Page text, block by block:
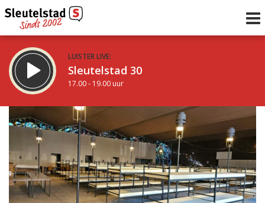
LUISTER LIVE:
Sleutelstad 30
17.00 - 19.00 uur
STRAKS:
De avond van Sleutelstad
19.00 - 0.00 uur
Vorig uur
uur 1 van 0 Volgend uur
Inklappen